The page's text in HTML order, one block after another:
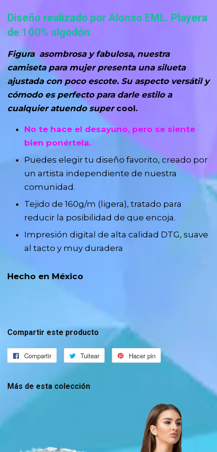
Diseño realizado por Alonso EML. Playera
de 100% algodón.
Figura asombrosa y fabulosa, nuestra
camiseta para mujer presenta una silueta
ajustada con poco escote. Su aspecto versátil y
cómodo es perfecto para darle estilo a
cualquier atuendo super cool.
No te hace el desayuno, pero se siente
bien ponértela.
Puedes elegir tu diseño favorito, creado por
un artista independiente de nuestra
comunidad.
Tejido de 160g/m (ligera), tratado para
reducir la posibilidad de que encoja.
Impresión digital de alta calidad DTG, suave
al tacto y muy duradera
Hecho en México
Compartir este producto
Compartir
Compartir
Facebook
Tuitear
Tuitear
Hacer pin Pinear
Más de esta colección